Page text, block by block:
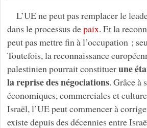
L’UE ne peut pas remplacer le
dans le processus depaix. Et la
peut pas mettre fin à l’occupation ;
Toutefois, la reconnaissance
palestinien pourrait constituerune
la reprise des négociations. Grâce à
économiques, commerciales et
Israël, l’UE peut commencer à
existe depuis des décennies entre